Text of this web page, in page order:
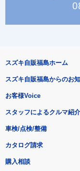
スズキ自販福島ホーム
スズキ自販福島からのお
お客様Voice
スタッフによるクルマ紹介
車検/点検/整備
カタログ請求
購入相談